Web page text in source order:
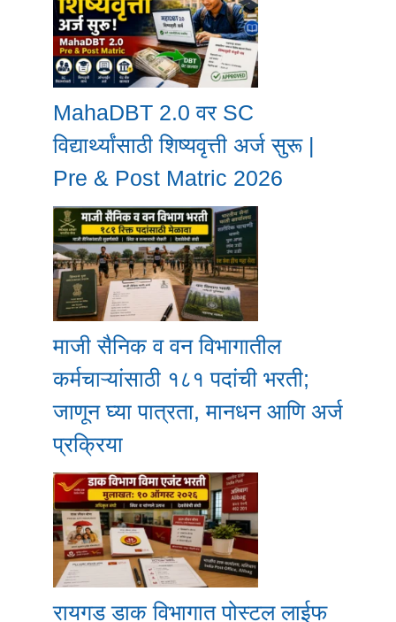
MahaDBT 2.0 वर SC
विद्यार्थ्यांसाठी शिष्यवृत्ती अर्ज सुरू |
Pre & Post Matric 2026
माजी सैनिक व वन विभागातील
कर्मचाऱ्यांसाठी १८१ पदांची भरती;
जाणून घ्या पात्रता, मानधन आणि अर्ज
प्रक्रिया
रायगड डाक विभागात पोस्टल लाईफ